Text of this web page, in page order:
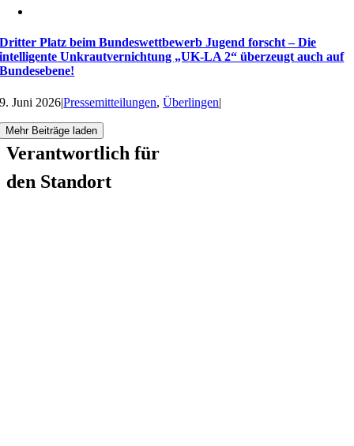
Dritter Platz beim Bundeswettbewerb Jugend forscht – Die
intelligente Unkrautvernichtung „UK-LA 2“ überzeugt auch auf
Bundesebene!
9. Juni 2026|Pressemitteilungen,Überlingen|
Mehr Beiträge laden
Verantwortlich für
den Standort